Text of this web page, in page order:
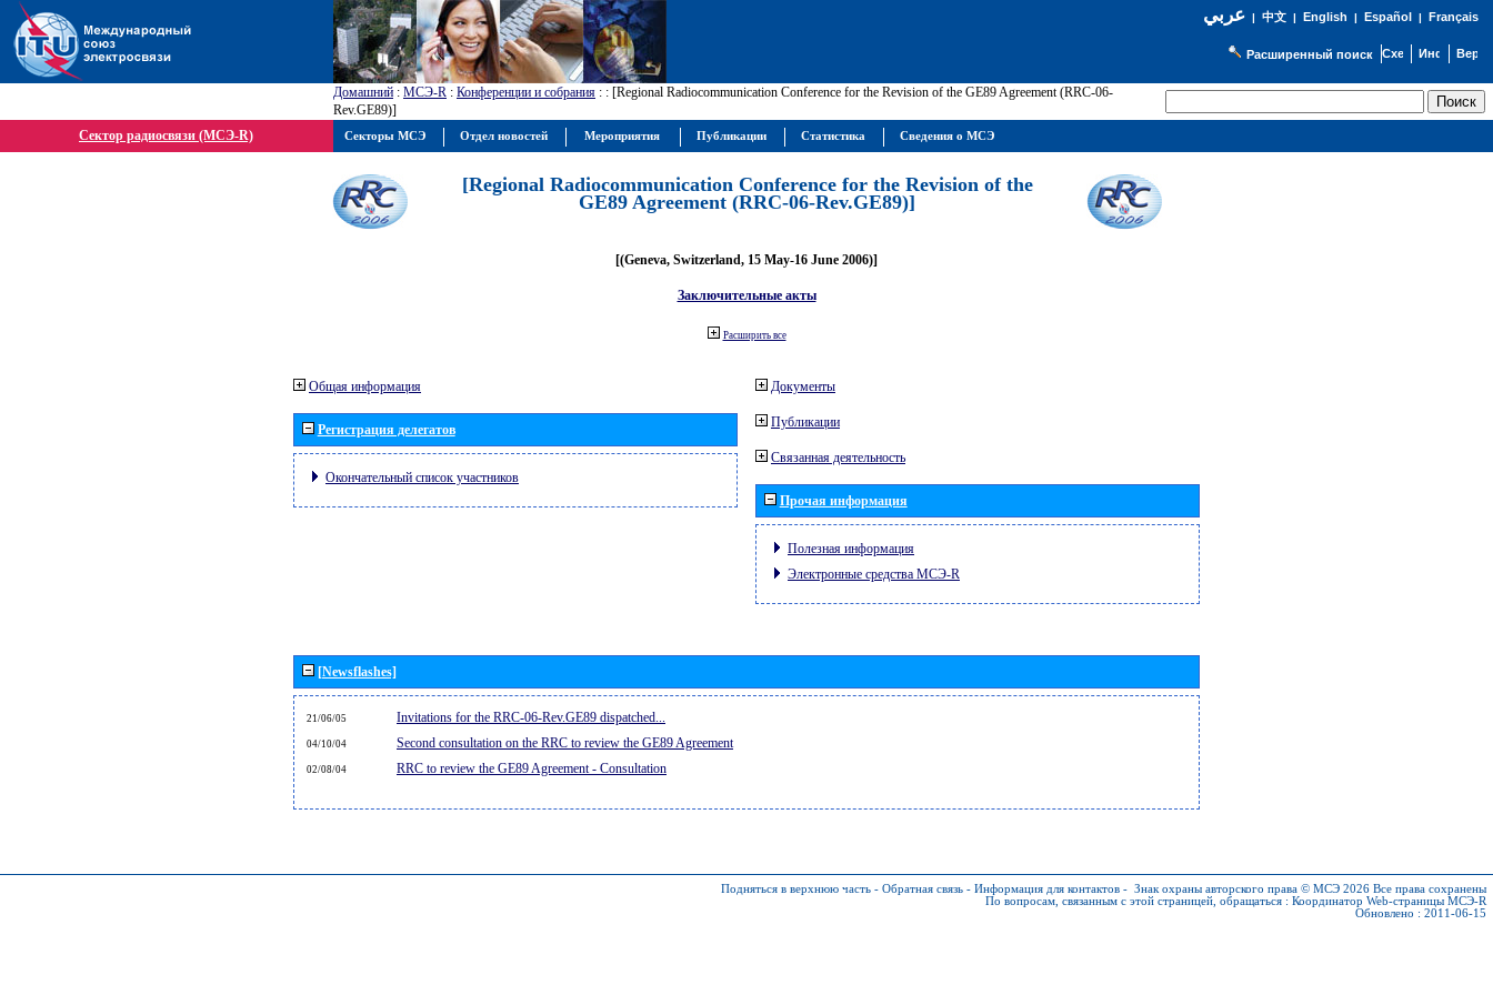
عربي| 中文| English | Español | Français
Расширенный поиск
Домашний : МСЭ-R : Конференции и собрания : : [Regional Radiocommunication Conference for the Revision of the GE89 Agreement (RRC-06-
Rev.GE89)]
Сектор радиосвязи (МСЭ-R)
[Regional Radiocommunication Conference for the Revision of the
GE89 Agreement (RRC-06-Rev.GE89)]
[(Geneva, Switzerland, 15 May-16 June 2006)]
Заключительные акты
Расширить все
Общая информация
Регистрация делегатов
Окончательный список участников
Документы
Публикации
Связанная деятельность
Прочая информация
Полезная информация
Электронные средства МСЭ-R
[Newsflashes]
21/06/05 Invitations for the RRC-06-Rev.GE89 dispatched...
04/10/04 Second consultation on the RRC to review the GE89 Agreement
02/08/04 RRC to review the GE89 Agreement - Consultation
Подняться в верхнюю часть - Обратная связь - Информация для контактов - Знак охраны авторского права © МСЭ 2026 Все права сохранены
По вопросам, связанным с этой страницей, обращаться : Координатор Web-страницы МСЭ-R
Обновлено : 2011-06-15
Секторы МСЭ Отдел новостей Мероприятия Публикации Статистика Сведения о МСЭ